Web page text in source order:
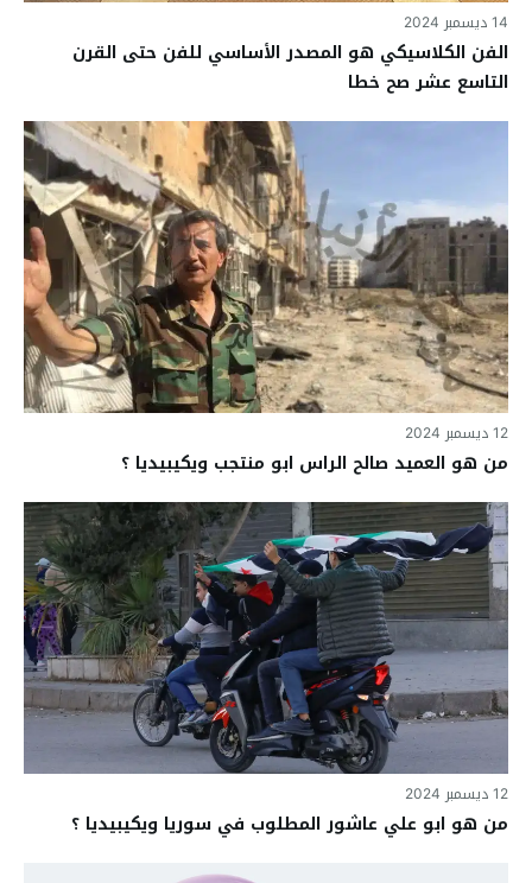
14 ديسمبر 2024
الفن الكلاسيكي هو المصدر الأساسي للفن حتى القرن
التاسع عشر صح خطا
12 ديسمبر 2024
من هو العميد صالح الراس ابو منتجب ويكيبيديا ؟
12 ديسمبر 2024
من هو ابو علي عاشور المطلوب في سوريا ويكيبيديا ؟